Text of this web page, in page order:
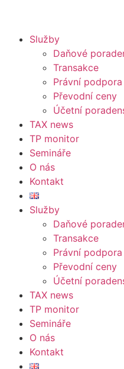
Služby
Daňové
Transakce
Právní podpora
Převodní ceny
Účetní
TAX news
TP monitor
Semináře
O nás
Kontakt
Služby
Daňové
Transakce
Právní podpora
Převodní ceny
Účetní
TAX news
TP monitor
Semináře
O nás
Kontakt